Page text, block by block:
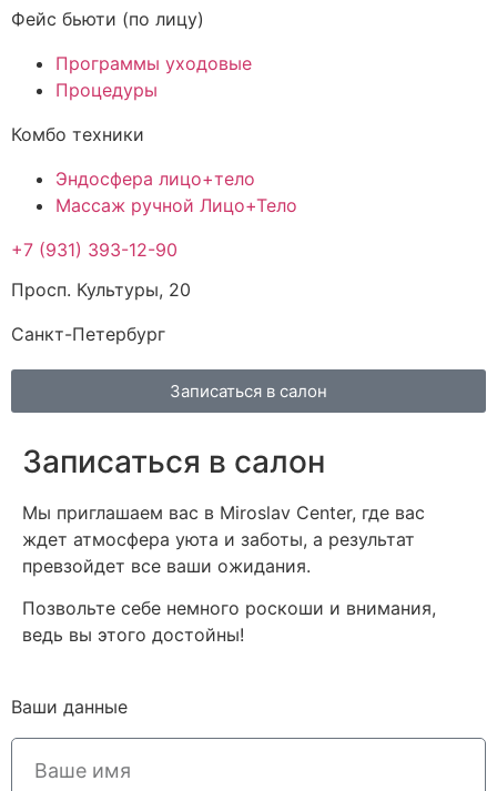
Фейс бьюти (по лицу)
Программы уходовые
Процедуры
Комбо техники
Эндосфера лицо+тело
Массаж ручной Лицо+Тело
+7 (931) 393-12-90
Просп. Культуры, 20
Санкт-Петербург
Записаться в салон
Записаться в салон
Мы приглашаем вас в Miroslav Center, где вас
ждет атмосфера уюта и заботы, а результат
превзойдет все ваши ожидания.
Позвольте себе немного роскоши и внимания,
ведь вы этого достойны!
Ваши данные